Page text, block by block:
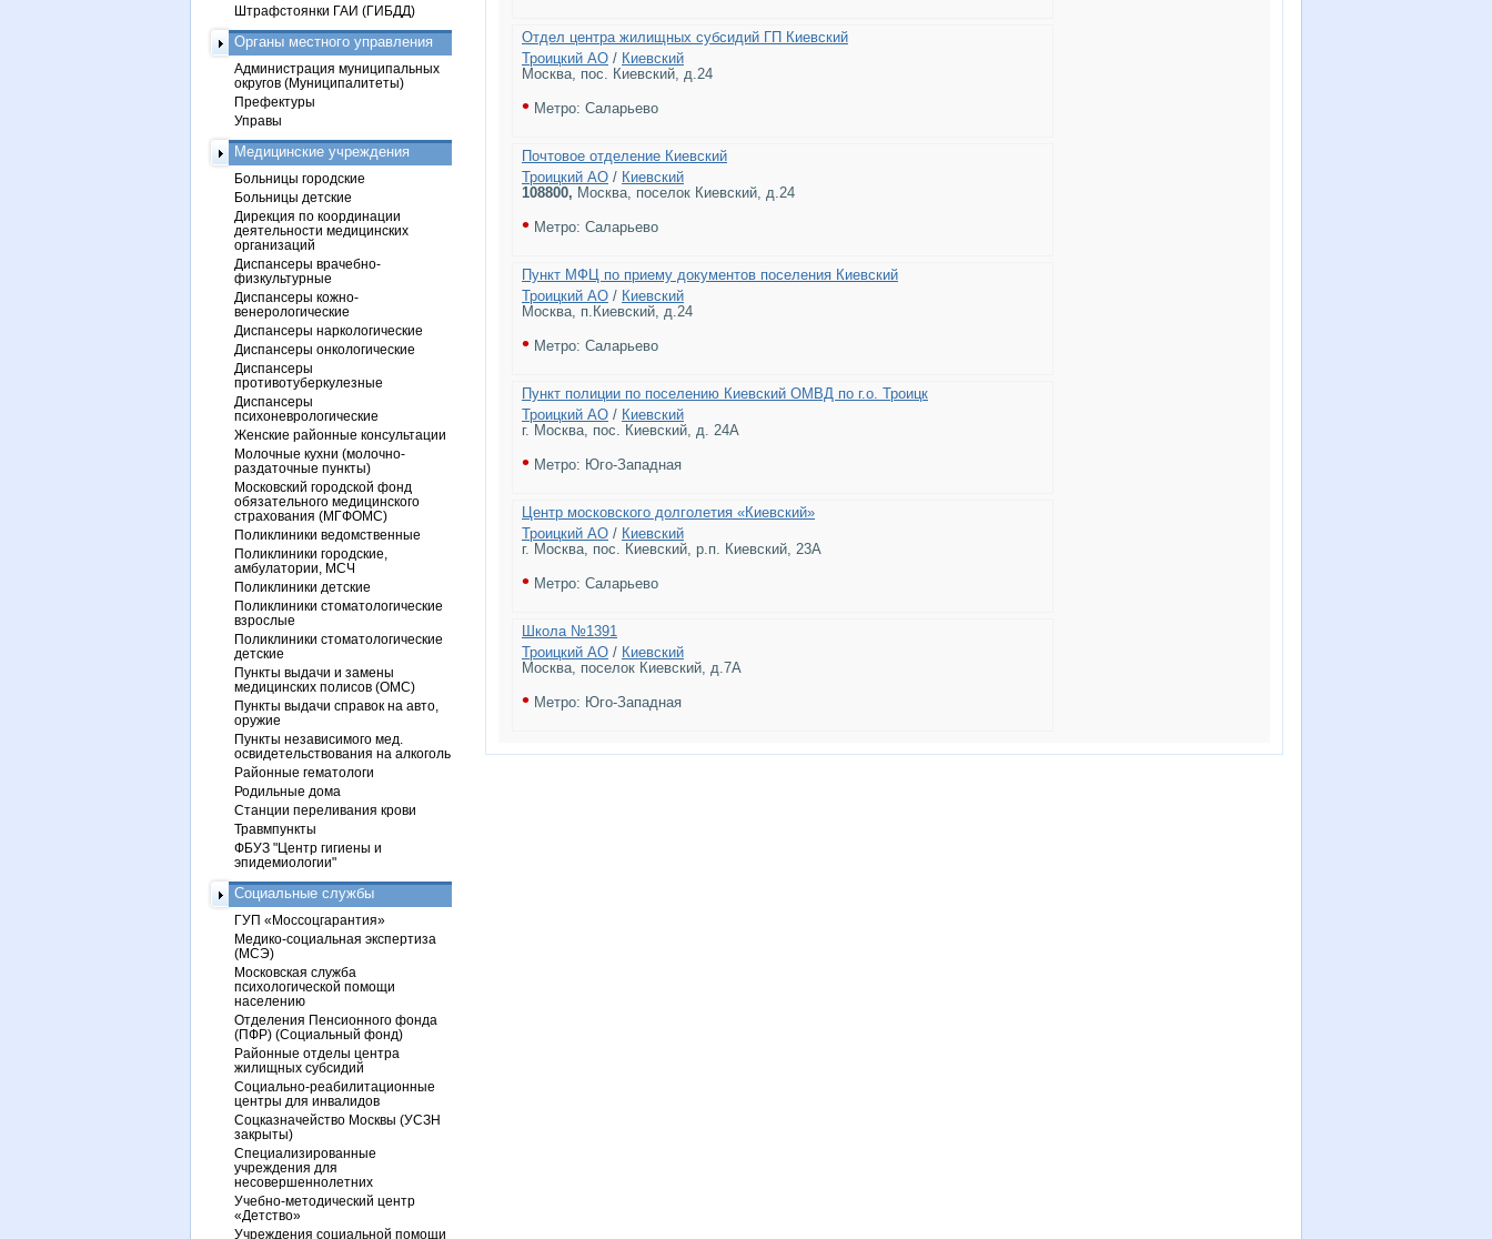
Отдел центра жилищных субсидий ГП Киевский
Троицкий АО / Киевский
Москва, пос. Киевский, д.24
• Метро: Саларьево
Почтовое отделение Киевский
Троицкий АО / Киевский
108800, Москва, поселок Киевский, д.24
• Метро: Саларьево
Пункт МФЦ по приему документов поселения Киевский
Троицкий АО / Киевский
Москва, п.Киевский, д.24
• Метро: Саларьево
Пункт полиции по поселению Киевский ОМВД по г.о. Троицк
Троицкий АО / Киевский
г. Москва, пос. Киевский, д. 24А
• Метро: Юго-Западная
Центр московского долголетия «Киевский»
Троицкий АО / Киевский
г. Москва, пос. Киевский, р.п. Киевский, 23А
• Метро: Саларьево
Школа №1391
Троицкий АО / Киевский
Москва, поселок Киевский, д.7А
• Метро: Юго-Западная
Штрафстоянки ГАИ (ГИБДД)
Органы местного управления
Администрация муниципальных
округов (Муниципалитеты)
Префектуры
Управы
Медицинские учреждения
Больницы городские
Больницы детские
Дирекция по координации
деятельности медицинских
организаций
Диспансеры врачебно-
физкультурные
Диспансеры кожно-
венерологические
Диспансеры наркологические
Диспансеры онкологические
Диспансеры
противотуберкулезные
Диспансеры
психоневрологические
Женские районные консультации
Молочные кухни (молочно-
раздаточные пункты)
Московский городской фонд
обязательного медицинского
страхования (МГФОМС)
Поликлиники ведомственные
Поликлиники городские,
амбулатории, МСЧ
Поликлиники детские
Поликлиники стоматологические
взрослые
Поликлиники стоматологические
детские
Пункты выдачи и замены
медицинских полисов (ОМС)
Пункты выдачи справок на авто,
оружие
Пункты независимого мед.
освидетельствования на алкоголь
Районные гематологи
Родильные дома
Станции переливания крови
Травмпункты
ФБУЗ "Центр гигиены и
эпидемиологии"
Социальные службы
ГУП «Моссоцгарантия»
Медико-социальная экспертиза
(МСЭ)
Московская служба
психологической помощи
населению
Отделения Пенсионного фонда
(ПФР) (Социальный фонд)
Районные отделы центра
жилищных субсидий
Социально-реабилитационные
центры для инвалидов
Соцказначейство Москвы (УСЗН
закрыты)
Специализированные
учреждения для
несовершеннолетних
Учебно-методический центр
«Детство»
Учреждения социальной помощи